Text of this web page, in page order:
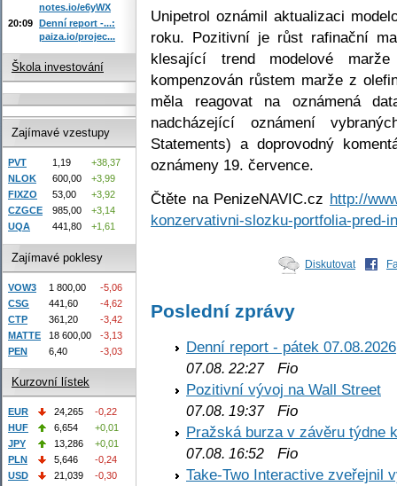
Unipetrol oznámil aktualizaci
roku. Pozitivní je růst rafinační
klesající trend modelové
kompenzován růstem marže z
měla reagovat na oznámená
nadcházející oznámení
Statements) a doprovodný
oznámeny 19. července.
Čtěte na PenizeNAVIC.cz http://
konzervativni-slozku-portfolia-pred-
Diskutovat
Poslední zprávy
Denní report - pátek 07.08.2026
07.08. 22:27Fio
Pozitivní vývoj na Wall Street
07.08. 19:37Fio
Pražská burza v závěru týdne
07.08. 16:52 Fio
Take-Two Interactive zveřejnil
notes.io/e6yWX
20:09 Denní report -...:
paiza.io/projec...
Škola investování
Zajímavé vzestupy
PVT 1,19
+38,37
NLOK
600,00
+3,99
FIXZO
53,00
+3,92
CZGCE
985,00
+3,14
UQA
441,80 +1,61
Zajímavé poklesy
VOW3 1 800,00
-5,06
CSG
441,60
-4,62
CTP
361,20
-3,42
MATTE
18 600,00
-3,13
PEN
6,40 -3,03
Kurzovní lístek
EUR 24,265
-0,22
HUF
6,654
+0,01
JPY
13,286
+0,01
PLN
5,646
-0,24
USD
21,039 -0,30